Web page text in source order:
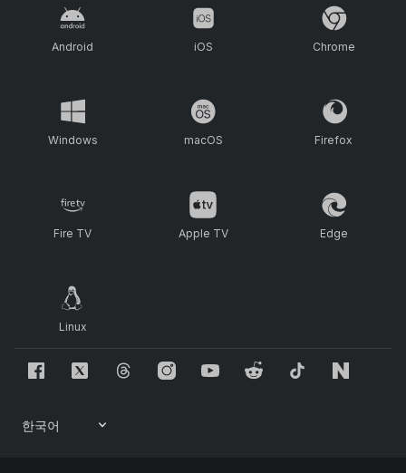
Android iOS Chrome
Windows macOS Firefox
Fire TV Apple TV Edge
Linux